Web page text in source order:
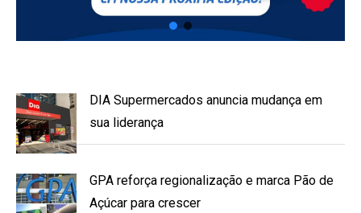
DIA Supermercados anuncia mudança em
sua liderança
GPA reforça regionalização e marca Pão de
Açúcar para crescer